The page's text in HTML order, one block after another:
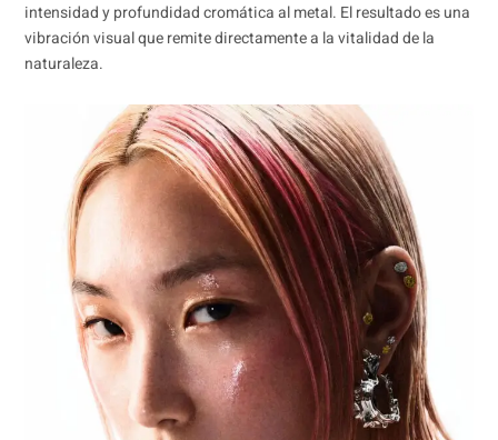
intensidad y profundidad cromática al metal. El resultado es una
vibración visual que remite directamente a la vitalidad de la
naturaleza.